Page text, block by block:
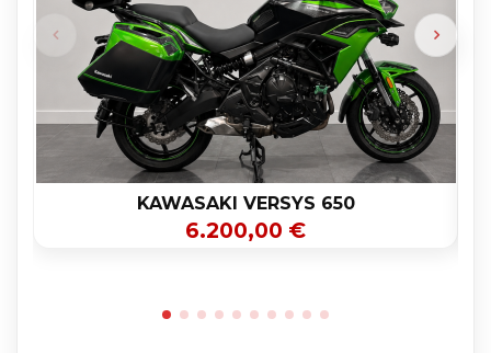
KAWASAKI VERSYS 650
6.200,00 €